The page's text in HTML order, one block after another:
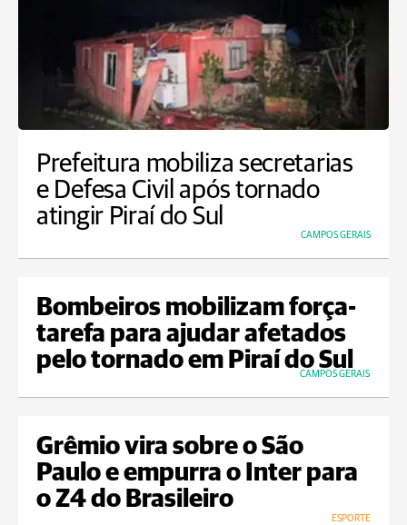
Prefeitura mobiliza secretarias
e Defesa Civil após tornado
atingir Piraí do Sul
CAMPOS GERAIS
Bombeiros mobilizam força-
tarefa para ajudar afetados
pelo tornado em Piraí do Sul
CAMPOS GERAIS
Grêmio vira sobre o São
Paulo e empurra o Inter para
o Z4 do Brasileiro
ESPORTE